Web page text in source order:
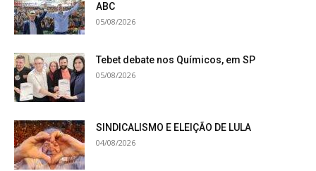
ABC
05/08/2026
Tebet debate nos Químicos, em SP
05/08/2026
SINDICALISMO E ELEIÇÃO DE LULA
04/08/2026